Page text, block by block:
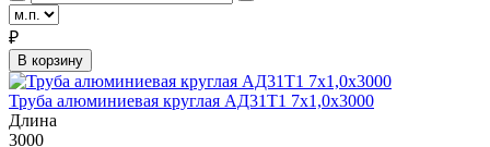
₽
В корзину
Труба алюминиевая круглая АД31Т1 7х1,0х3000
Длина
3000